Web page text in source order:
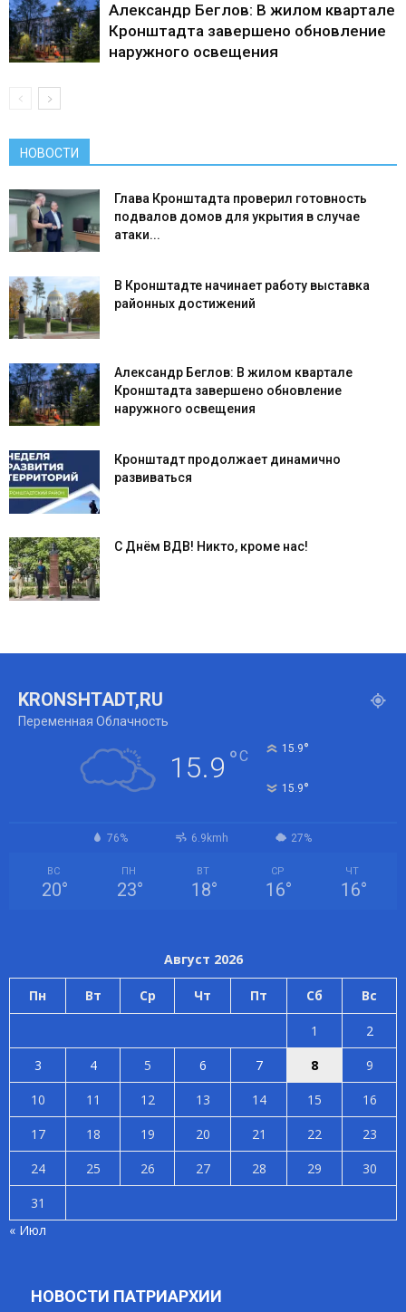
Александр Беглов: В жилом квартале
Кронштадта завершено обновление
наружного освещения
НОВОСТИ
Глава Кронштадта проверил готовность
подвалов домов для укрытия в случае
атаки...
В Кронштадте начинает работу выставка
районных достижений
Александр Беглов: В жилом квартале
Кронштадта завершено обновление
наружного освещения
Кронштадт продолжает динамично
развиваться
С Днём ВДВ! Никто, кроме нас!
KRONSHTADT,RU
Переменная Облачность
15.9 °C 15.9°
15.9°
76% 6.9kmh 27%
ВС
20°
ПН
23°
ВТ
18°
СР
16°
ЧТ
16°
Август 2026
Пн Вт Ср Чт Пт Сб Вс
1
2
3
4 5 6 7 8
9
10
11 12 13 14 15
16
17
18 19 20 21 22
23
24
25 26 27 28 29
30
31
« Июл
НОВОСТИ ПАТРИАРХИИ